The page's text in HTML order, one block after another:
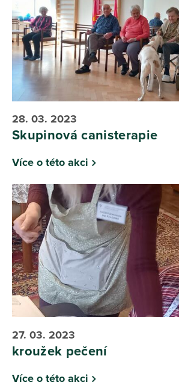
28. 03. 2023
Skupinová canisterapie
Více o této akci
27. 03. 2023
kroužek pečení
Více o této akci